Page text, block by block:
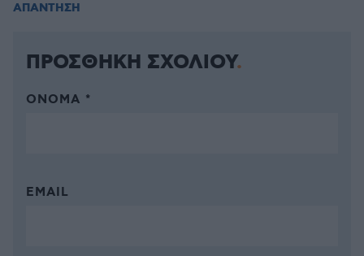
ΑΠΑΝΤΗΣΗ
ΠΡΟΣΘΗΚΗ ΣΧΟΛΙΟΥ
ΌΝΟΜΑ *
EMAIL